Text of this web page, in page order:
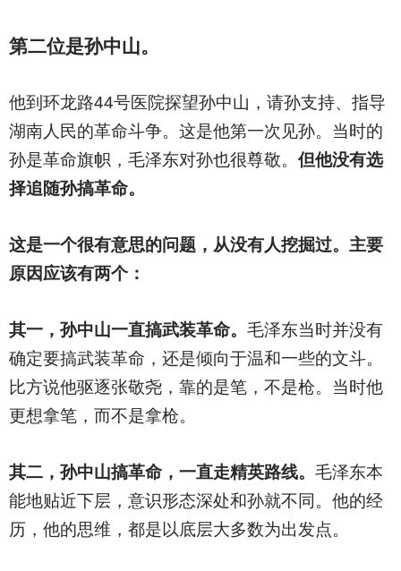
第二位是孙中山。
他到环龙路44号医院探望孙中山，请孙支持、指导
湖南人民的革命斗争。这是他第一次见孙。当时的
孙是革命旗帜，毛泽东对孙也很尊敬。 但他没有选
择追随孙搞革命。
这是一个很有意思的问题，从没有人挖掘过。主要
原因应该有两个：
其一，孙中山一直搞武装革命。 毛泽东当时并没有
确定要搞武装革命，还是倾向于温和一些的文斗。
比方说他驱逐张敬尧，靠的是笔，不是枪。当时他
更想拿笔，而不是拿枪。
其二，孙中山搞革命，一直走精英路线。 毛泽东本
能地贴近下层，意识形态深处和孙就不同。他的经
历，他的思维，都是以底层大多数为出发点。